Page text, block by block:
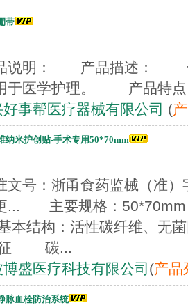
带
说明： 产品描述： 一
于医学护理。 产品特
事帮医疗器械有限公司 (
纳米护创贴-手术专用50*70mm
文号：浙甬食药监械（准
... 主要规格：50*70mm
本结构：活性碳纤维、无
征 碳...
盛医疗科技有限公司 (产品
脉血栓防治系统